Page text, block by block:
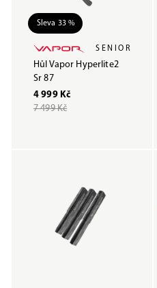
Sleva 33 %
SENIOR
Hůl Vapor Hyperlite2
Sr 87
4 999 Kč
7 499 Kč